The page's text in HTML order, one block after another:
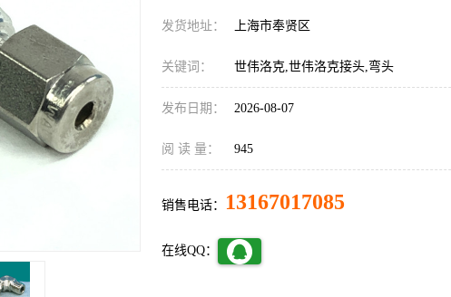
发货地址： 上海市奉贤区
关键词： 世伟洛克,世伟洛克接头,弯头
发布日期： 2026-08-07
阅 读 量： 945
销售电话： 13167017085
在线QQ：